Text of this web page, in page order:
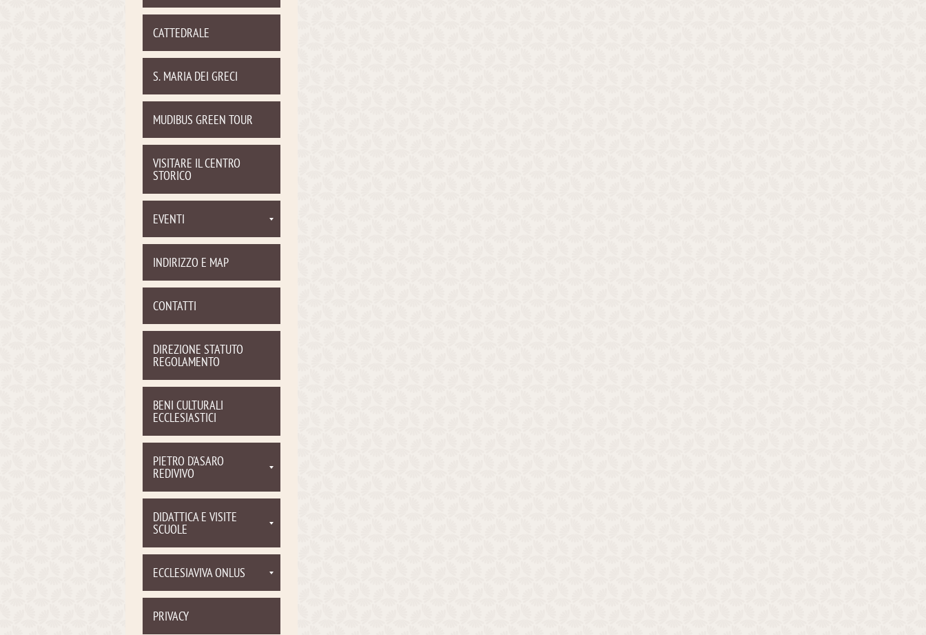
CATTEDRALE
S. MARIA DEI GRECI
MUDIBUS GREEN TOUR
VISITARE IL CENTRO
STORICO
EVENTI
INDIRIZZO E MAP
CONTATTI
DIREZIONE STATUTO
REGOLAMENTO
BENI CULTURALI
ECCLESIASTICI
PIETRO D'ASARO
REDIVIVO
DIDATTICA E VISITE
SCUOLE
ECCLESIAVIVA ONLUS
PRIVACY